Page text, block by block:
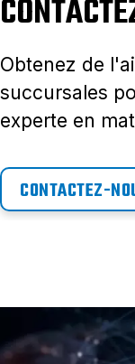
Obtenez de
succursales
experte en
CONTACTEZ-